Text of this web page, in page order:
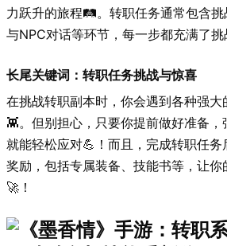
力跃升的旅程🛤️。转职任务通常包含挑
与NPC对话等环节，每一步都充满了挑
长尾关键词：转职任务挑战与惊喜
在挑战转职副本时，你会遇到各种强大
👾。但别担心，只要你提前做好准备，
就能轻松应对💪！而且，完成转职任
奖励，包括专属装备、技能书等，让
🚀！